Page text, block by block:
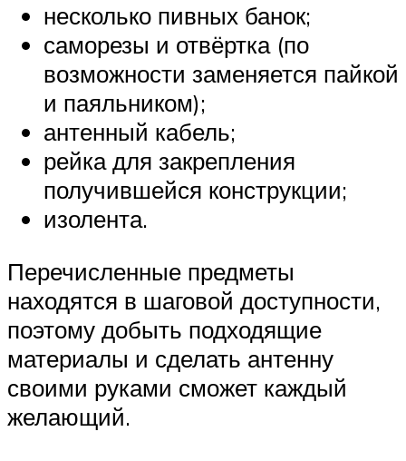
несколько пивных банок;
саморезы и отвёртка (по
возможности заменяется пайкой
и паяльником);
антенный кабель;
рейка для закрепления
получившейся конструкции;
изолента.
Перечисленные предметы
находятся в шаговой доступности,
поэтому добыть подходящие
материалы и сделать антенну
своими руками сможет каждый
желающий.